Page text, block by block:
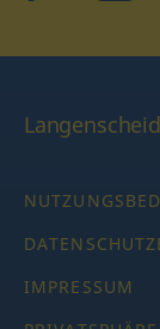
IMPRESSUM